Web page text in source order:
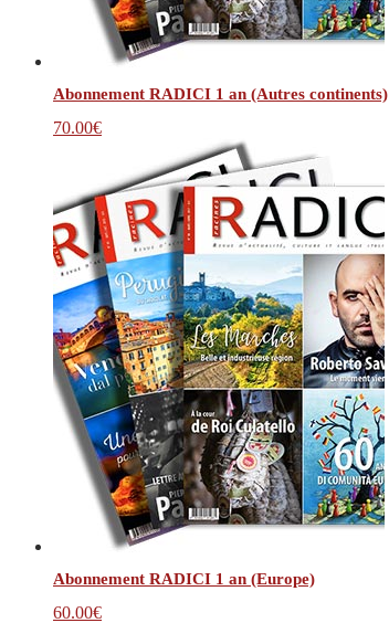
Abonnement RADICI 1 an (Autres continents)
70.00€
Abonnement RADICI 1 an (Europe)
60.00€